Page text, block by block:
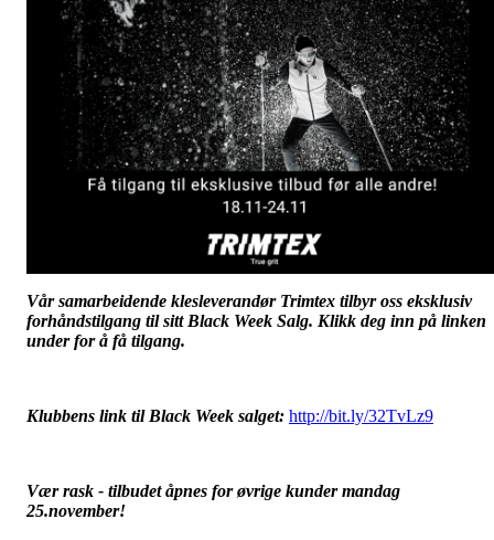
Vår samarbeidende klesleverandør Trimtex tilbyr oss eksklusiv
forhåndstilgang til sitt Black Week Salg. Klikk deg inn på linken
under for å få tilgang.
Klubbens link til Black Week salget: http://bit.ly/32TvLz9
Vær rask - tilbudet åpnes for øvrige kunder mandag
25.november!